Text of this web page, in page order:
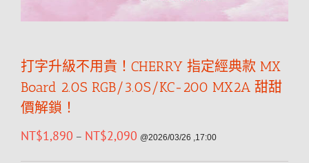
打字升級不用貴！CHERRY 指定經典款 MX
Board 2.0S RGB/3.0S/KC-200 MX2A 甜甜
價解鎖！
NT$1,890 – NT$2,090 @2026/03/26 ,17:00